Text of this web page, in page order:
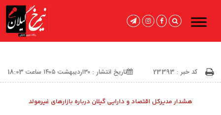
کد خبر : 23393 تاریخ انتشار : ۳۰اردیبهشت ۱۴۰۵ ساعت 18:03
هشدار مدیرکل اقتصاد و دارایی گیلان درباره بازارهای غیرمولد